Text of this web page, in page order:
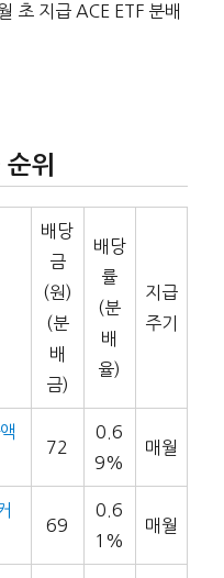
초 지급 ACE ETF 분배
위
배당
금
(원)
(분
배
금)
배당
률
(분
배
율)
지급
주기
72
0.6
9%
매월
69
0.6
1%
매월